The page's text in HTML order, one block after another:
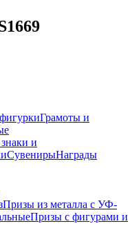
Грамоты и
и
СувенирыНаграды
Призы из металла с УФ-
Призы с фигурами и